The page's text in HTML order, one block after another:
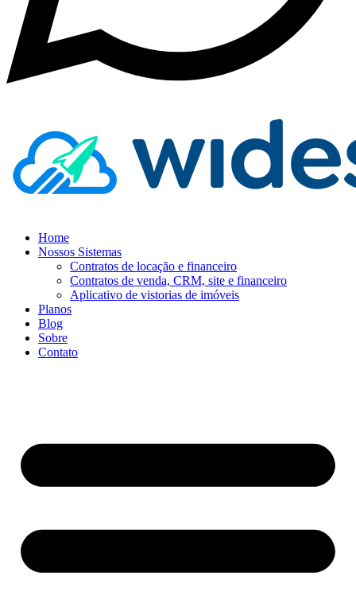
Home
Nossos Sistemas
Contratos de locação e financeiro
Contratos de venda, CRM, site e financeiro
Aplicativo de vistorias de imóveis
Planos
Blog
Sobre
Contato